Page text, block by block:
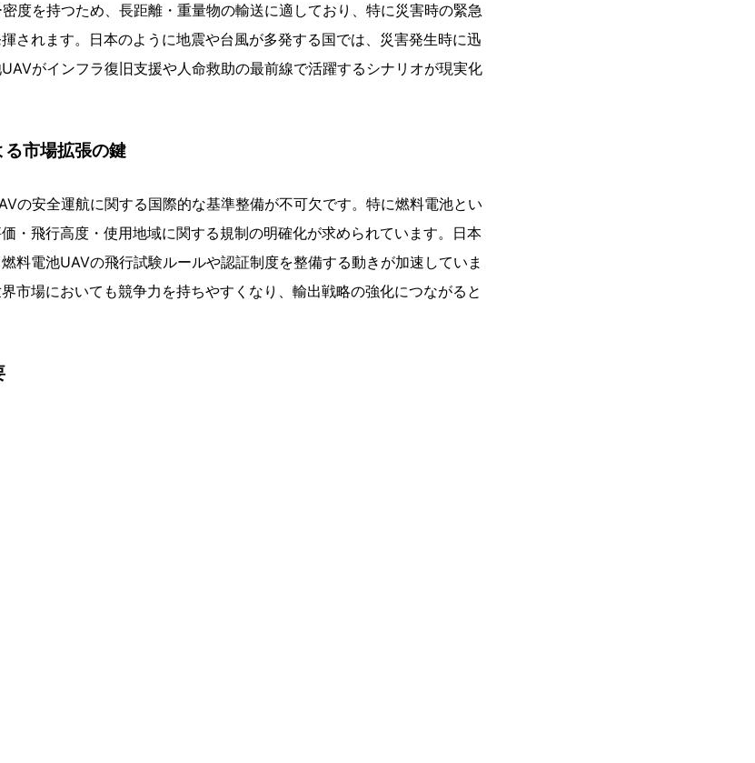
度を持つため、長距離・重量物の輸送に適しており、特に災害時の緊急
されます。日本のように地震や台風が多発する国では、災害発生時に迅
がインフラ復旧支援や人命救助の最前線で活躍するシナリオが現実化
る市場拡張の鍵
の安全運航に関する国際的な基準整備が不可欠です。特に燃料電池とい
・飛行高度・使用地域に関する規制の明確化が求められています。日本
料電池UAVの飛行試験ルールや認証制度を整備する動きが加速していま
市場においても競争力を持ちやすくなり、輸出戦略の強化につながると